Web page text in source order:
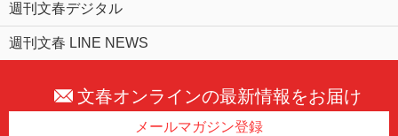
週刊文春デジタル
週刊文春 LINE NEWS
文春オンラインの最新情報をお届け
メールマガジン登録